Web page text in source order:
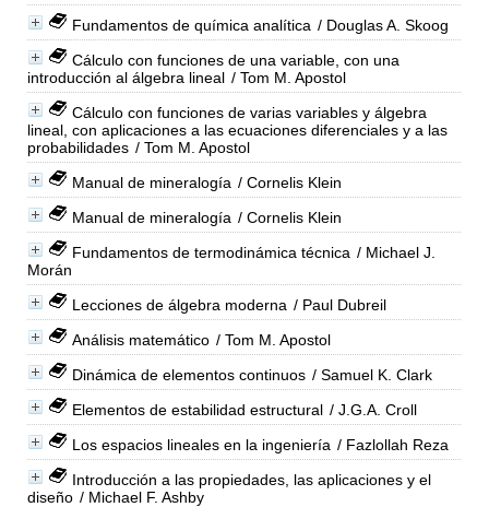
Fundamentos de química analítica / Douglas A. Skoog
Cálculo con funciones de una variable, con una
introducción al álgebra lineal / Tom M. Apostol
Cálculo con funciones de varias variables y álgebra
lineal, con aplicaciones a las ecuaciones diferenciales y a las
probabilidades / Tom M. Apostol
Manual de mineralogía / Cornelis Klein
Manual de mineralogía / Cornelis Klein
Fundamentos de termodinámica técnica / Michael J.
Morán
Lecciones de álgebra moderna / Paul Dubreil
Análisis matemático / Tom M. Apostol
Dinámica de elementos continuos / Samuel K. Clark
Elementos de estabilidad estructural / J.G.A. Croll
Los espacios lineales en la ingeniería / Fazlollah Reza
Introducción a las propiedades, las aplicaciones y el
diseño / Michael F. Ashby